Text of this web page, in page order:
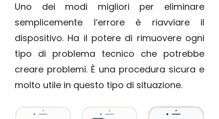
Uno dei modi migliori per eliminare
semplicemente l’errore è riavviare il
dispositivo. Ha il potere di rimuovere ogni
tipo di problema tecnico che potrebbe
creare problemi. È una procedura sicura e
molto utile in questo tipo di situazione.